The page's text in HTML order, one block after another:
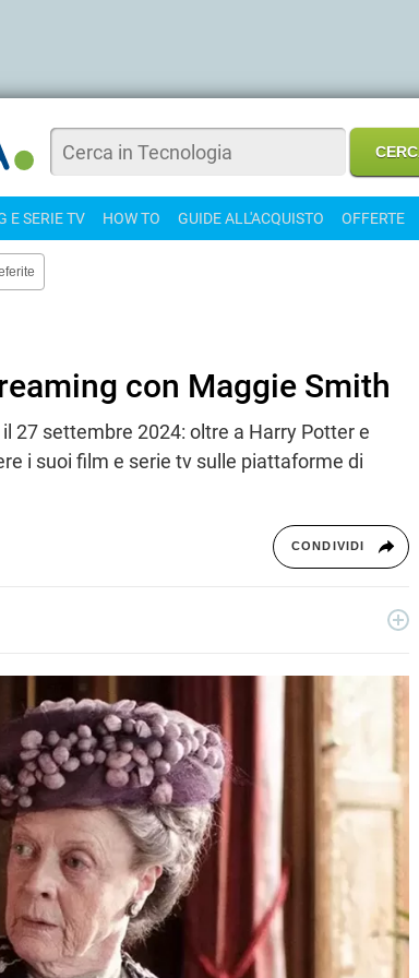
E SERIE TV HOW TO GUIDE ALL'ACQUISTO OFFERTE
con Maggie Smith
27 settembre 2024: oltre a Harry Potter e
i suoi film e serie tv sulle piattaforme di
CONDIVIDI